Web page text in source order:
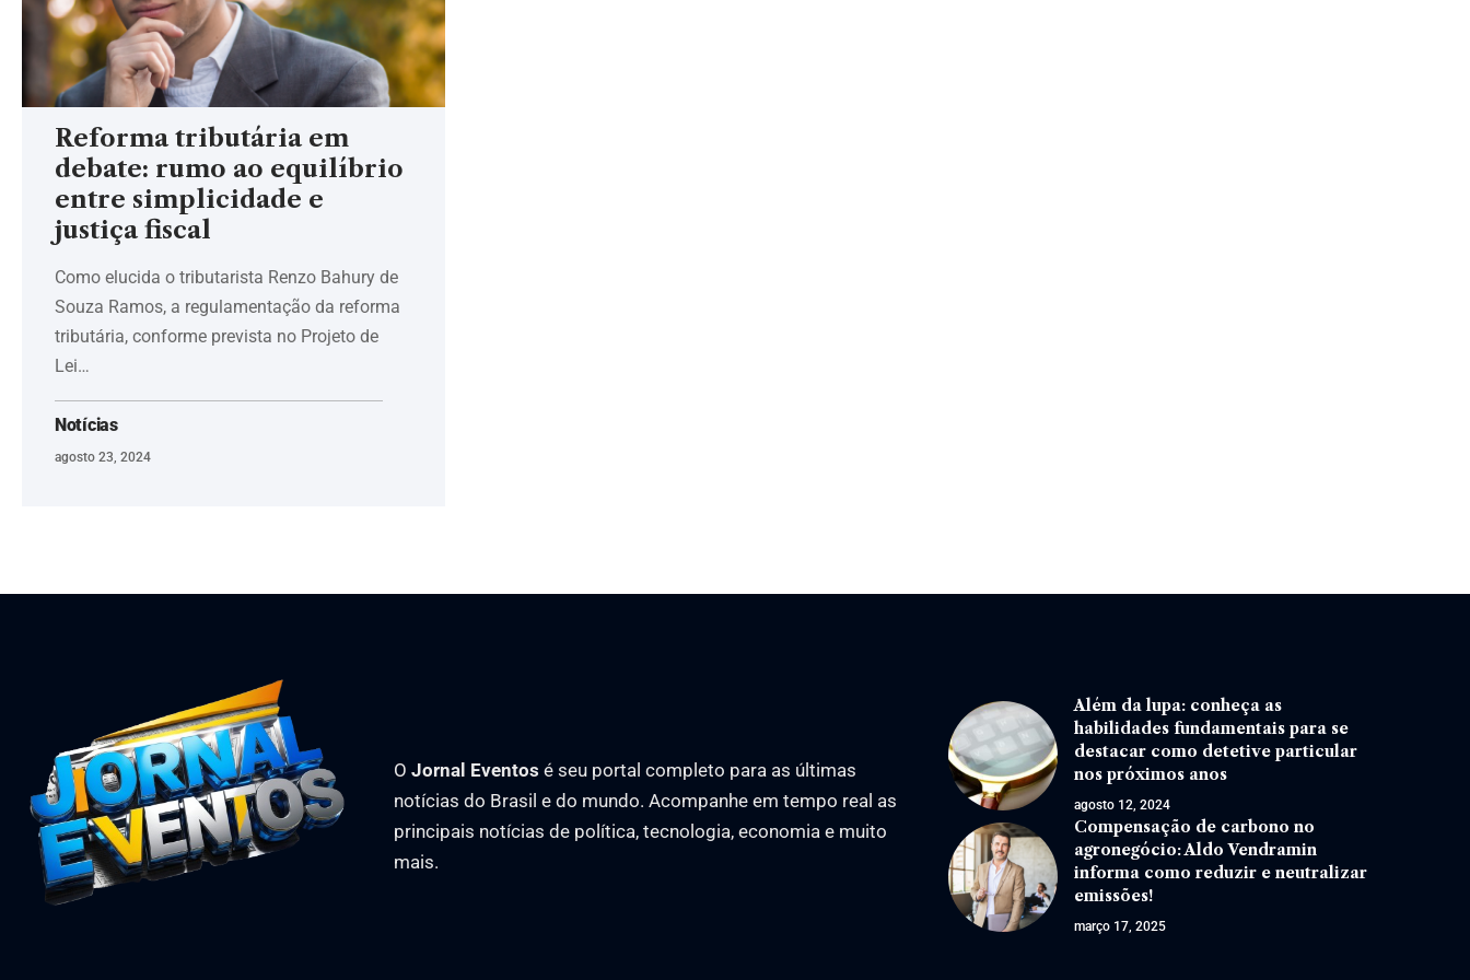
Reforma tributária em
debate: rumo ao equilíbrio
entre simplicidade e
justiça fiscal
Como elucida o tributarista Renzo Bahury de
Souza Ramos, a regulamentação da reforma
tributária, conforme prevista no Projeto de
Lei…
Notícias
agosto 23, 2024
O Jornal Eventos é seu portal completo para as últimas
notícias do Brasil e do mundo. Acompanhe em tempo real as
principais notícias de política, tecnologia, economia e muito
mais.
Além da lupa: conheça as
habilidades fundamentais para se
destacar como detetive particular
nos próximos anos
agosto 12, 2024
Compensação de carbono no
agronegócio: Aldo Vendramin
informa como reduzir e neutralizar
emissões!
março 17, 2025